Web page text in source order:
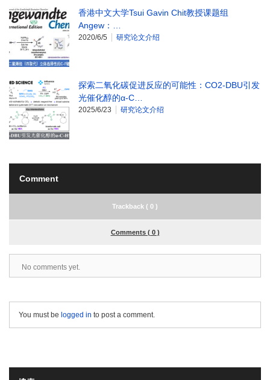
香港中文大学Tsui Gavin Chit教授课题组
Angew：…
2020/6/5 研究论文介绍
探索二氧化碳促进反应的可能性：CO2-DBU引发
光催化醇的α-C…
2025/6/23 研究论文介绍
Comment
Trackback ( 0 )
Comments ( 0 )
No comments yet.
You must be logged in to post a comment.